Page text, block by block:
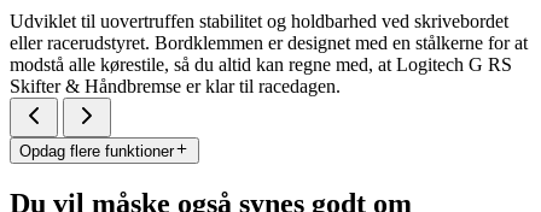
Udviklet til uovertruffen stabilitet og holdbarhed ved skrivebordet
eller racerudstyret. Bordklemmen er designet med en stålkerne for at
modstå alle kørestile, så du altid kan regne med, at Logitech G RS
Skifter & Håndbremse er klar til racedagen.
Opdag flere funktioner
Du vil måske også synes godt om